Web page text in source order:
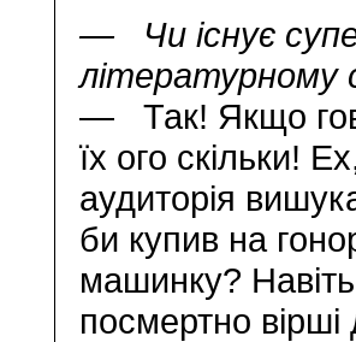
— Чи існує
літературному
— Так! Якщо
їх ого скільки!
аудиторія
би купив на
машинку?
посмертно